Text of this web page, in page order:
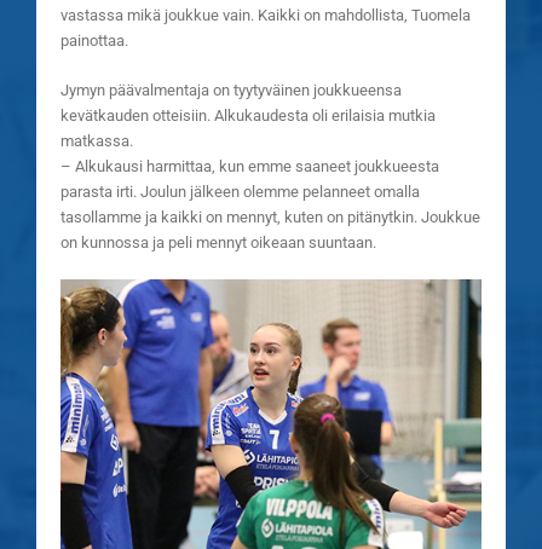
vastassa mikä joukkue vain. Kaikki on mahdollista, Tuomela
painottaa.
Jymyn päävalmentaja on tyytyväinen joukkueensa
kevätkauden otteisiin. Alkukaudesta oli erilaisia mutkia
matkassa.
– Alkukausi harmittaa, kun emme saaneet joukkueesta
parasta irti. Joulun jälkeen olemme pelanneet omalla
tasollamme ja kaikki on mennyt, kuten on pitänytkin. Joukkue
on kunnossa ja peli mennyt oikeaan suuntaan.